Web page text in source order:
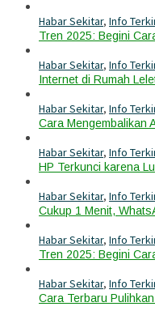
Habar Sekitar, Info
Tren 2025: Begini
Habar Sekitar, Info
Internet di Rumah
Habar Sekitar, Info
Cara Mengembalikan
Habar Sekitar, Info
HP Terkunci karena
Habar Sekitar, Info
Cukup 1 Menit,
Habar Sekitar, Info
Tren 2025: Begini
Habar Sekitar, Info
Cara Terbaru